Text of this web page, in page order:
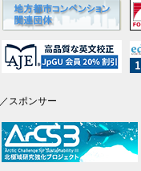
／スポンサー